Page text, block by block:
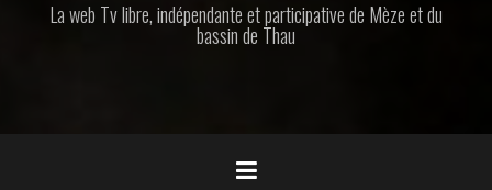
La web Tv libre, indépendante et participative de Mèze et du
bassin de Thau